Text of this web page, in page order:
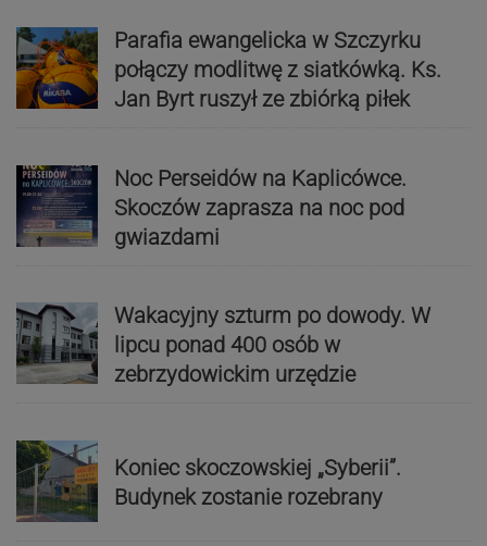
Parafia ewangelicka w Szczyrku
połączy modlitwę z siatkówką. Ks.
Jan Byrt ruszył ze zbiórką piłek
Noc Perseidów na Kaplicówce.
Skoczów zaprasza na noc pod
gwiazdami
Wakacyjny szturm po dowody. W
lipcu ponad 400 osób w
zebrzydowickim urzędzie
Koniec skoczowskiej „Syberii”.
Budynek zostanie rozebrany